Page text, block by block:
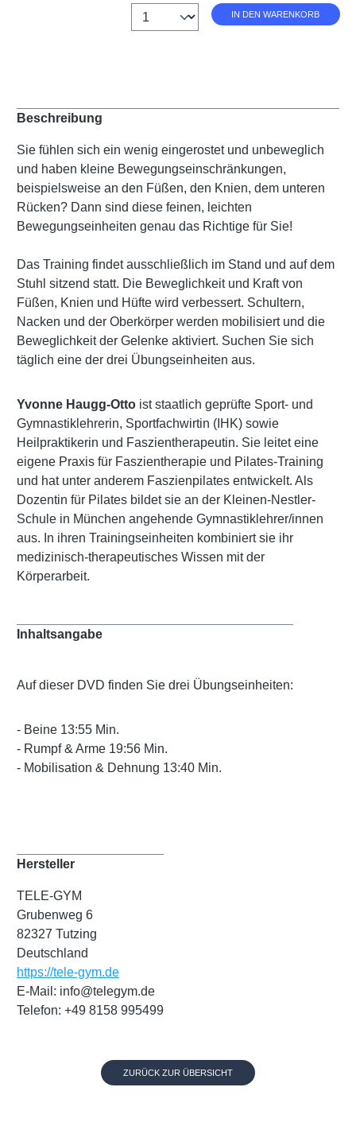
Anzahl IN DEN WARENKORB
Beschreibung
Sie fühlen sich ein wenig eingerostet und unbeweglich
und haben kleine Bewegungseinschränkungen,
beispielsweise an den Füßen, den Knien, dem unteren
Rücken? Dann sind diese feinen, leichten
Bewegungseinheiten genau das Richtige für Sie!
Das Training findet ausschließlich im Stand und auf dem
Stuhl sitzend statt. Die Beweglichkeit und Kraft von
Füßen, Knien und Hüfte wird verbessert. Schultern,
Nacken und der Oberkörper werden mobilisiert und die
Beweglichkeit der Gelenke aktiviert. Suchen Sie sich
täglich eine der drei Übungseinheiten aus.
Yvonne Haugg-Otto ist staatlich geprüfte Sport- und
Gymnastiklehrerin, Sportfachwirtin (IHK) sowie
Heilpraktikerin und Faszientherapeutin. Sie leitet eine
eigene Praxis für Faszientherapie und Pilates-Training
und hat unter anderem Faszienpilates entwickelt. Als
Dozentin für Pilates bildet sie an der Kleinen-Nestler-
Schule in München angehende Gymnastiklehrer/innen
aus. In ihren Trainingseinheiten kombiniert sie ihr
medizinisch-therapeutisches Wissen mit der
Körperarbeit.
Inhaltsangabe
Auf dieser DVD finden Sie drei Übungseinheiten:
- Beine 13:55 Min.
- Rumpf & Arme 19:56 Min.
- Mobilisation & Dehnung 13:40 Min.
Hersteller
TELE-GYM
Grubenweg 6
82327 Tutzing
Deutschland
https://tele-gym.de
E-Mail: info@telegym.de
Telefon: +49 8158 995499
ZURÜCK ZUR ÜBERSICHT